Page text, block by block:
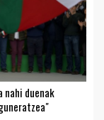
nahi duenak